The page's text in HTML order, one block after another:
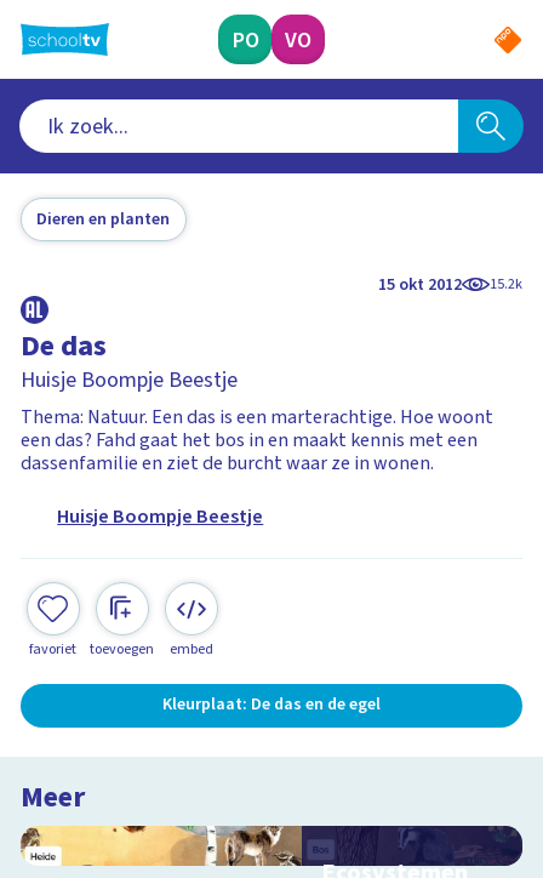
naar
hoofdinhoud
PO VO
Dieren en planten
15 okt 2012 15.2k
De das
Huisje Boompje Beestje
Thema: Natuur. Een das is een marterachtige. Hoe woont
een das? Fahd gaat het bos in en maakt kennis met een
dassenfamilie en ziet de burcht waar ze in wonen.
Huisje Boompje Beestje
favoriet toevoegen embed
Kleurplaat: De das en de egel
Meer